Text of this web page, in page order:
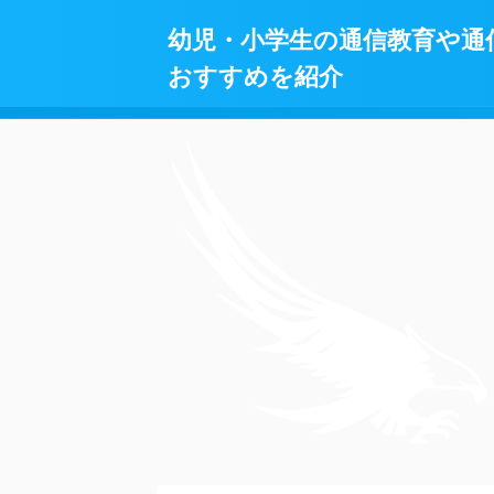
幼児・小学生の通信教育や通
おすすめを紹介